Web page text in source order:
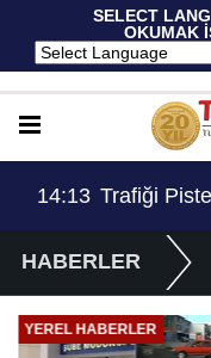
SELECT
OKUMAK
Hapsi, 2 Milyon Lira
13:53 Trafik
HABERLER
YEREL HABERLER